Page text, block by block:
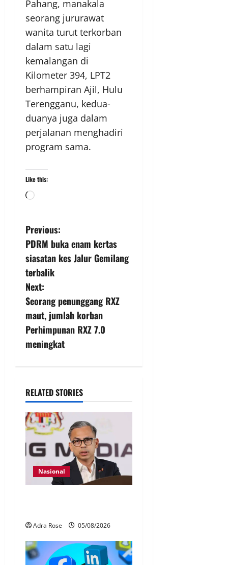
Pahang, manakala
seorang jururawat
wanita turut terkorban
dalam satu lagi
kemalangan di
Kilometer 394, LPT2
berhampiran Ajil, Hulu
Terengganu, kedua-
duanya juga dalam
perjalanan menghadiri
program sama.
Like this:
Previous:
PDRM buka enam kertas
siasatan kes Jalur Gemilang
terbalik
Next:
Seorang penunggang RXZ
maut, jumlah korban
Perhimpunan RXZ 7.0
meningkat
RELATED STORIES
Nasional
Adra Rose 05/08/2026